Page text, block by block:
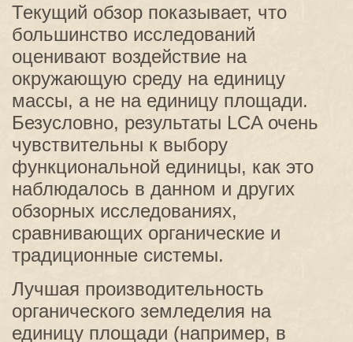
Текущий обзор показывает, что
большинство исследований
оценивают воздействие на
окружающую среду на единицу
массы, а не на единицу площади.
Безусловно, результаты LCA очень
чувствительны к выбору
функциональной единицы, как это
наблюдалось в данном и других
обзорных исследованиях,
сравнивающих органические и
традиционные системы.
Лучшая производительность
органического земледелия на
единицу площади (например, в